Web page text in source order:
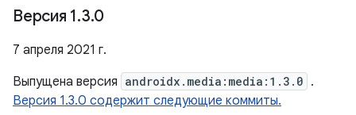
Версия 1.3.0
7 апреля 2021 г.
Выпущена версия androidx.media:media:1.3.0 .
Версия 1.3.0 содержит следующие коммиты.